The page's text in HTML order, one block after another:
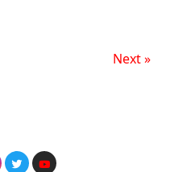
Next »